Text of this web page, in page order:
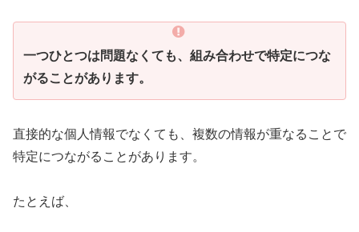
一つひとつは問題なくても、組み合わせで特定につな
がることがあります。
直接的な個人情報でなくても、複数の情報が重なることで
特定につながることがあります。
たとえば、